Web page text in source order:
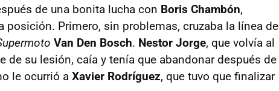
de una bonita lucha con Boris Chambón,
posición. Primero, sin problemas, cruzaba la línea de
Van Den Bosch. Nestor Jorge, que volvía al
de su lesión, caía y tenía que abandonar después de
le ocurrió a Xavier Rodríguez, que tuvo que finalizar